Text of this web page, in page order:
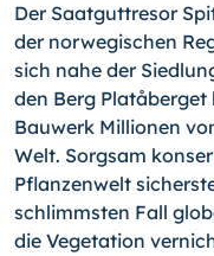
Der Saatguttresor
der norwegischen
sich nahe der
den Berg
Bauwerk Millionen
Welt. Sorgsam
Pflanzenwelt
schlimmsten Fall
die Vegetation